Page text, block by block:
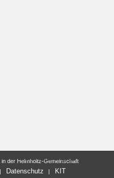
letzte Änderung: 19.02.2019
der Helmholtz-Gemeinschaft
Datenschutz KIT